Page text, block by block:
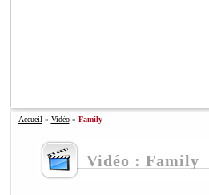
Accueil » Vidéo» Family
Vidéo : Family